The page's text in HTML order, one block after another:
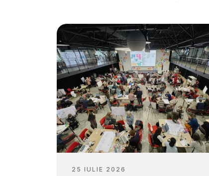
25 IULIE 2026